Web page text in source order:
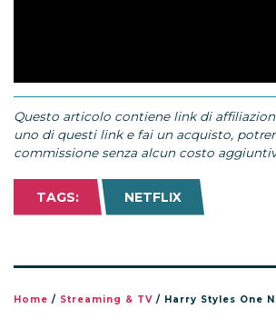
Questo articolo contiene link di
uno di questi link e fai un acquisto,
commissione senza alcun costo
TAGS: NETFLIX
Home / Streaming & TV / Harry Styles One Night in